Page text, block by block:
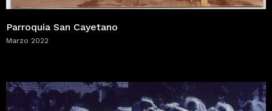
Parroquia San Cayetano
Marzo 2022